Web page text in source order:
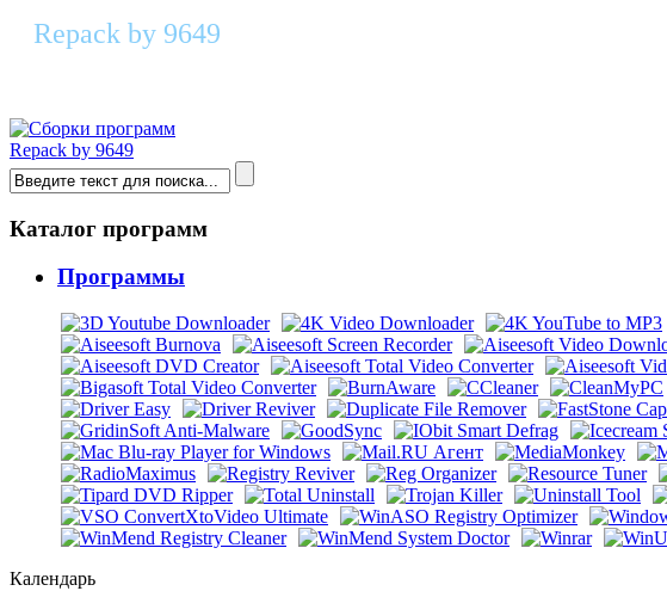
Repack by 9649
Astroburn Pro 4.0.0.0233 RePack & Portable by 9649
Repack by 9649
Каталог программ
Программы
Календарь